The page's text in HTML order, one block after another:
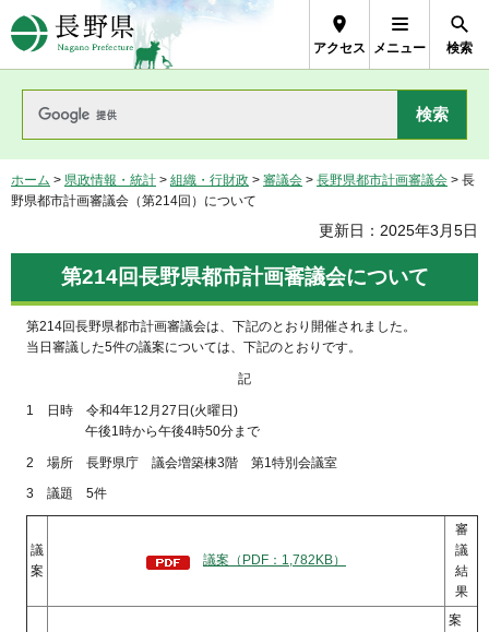
長野県Nagano Prefecture
アクセス メニュー 検索
ホーム > 県政情報・統計 > 組織・行財政 > 審議会 > 長野県都市計画審議会 > 長
野県都市計画審議会（第214回）について
更新日：2025年3月5日
第214回長野県都市計画審議会について
第214回長野県都市計画審議会は、下記のとおり開催されました。
当日審議した5件の議案については、下記のとおりです。
記
1 日時 令和4年12月27日(火曜日)
午後1時から午後4時50分まで
2 場所 長野県庁 議会増築棟3階 第1特別会議室
3 議題 5件
議
案
議案（PDF：1,782KB）
審
議
結
果
案